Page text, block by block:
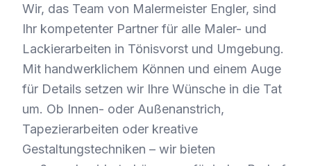
Wir, das Team von Malermeister Engler, sind
Ihr kompetenter Partner für alle Maler- und
Lackierarbeiten in Tönisvorst und Umgebung.
Mit handwerklichem Können und einem Auge
für Details setzen wir Ihre Wünsche in die Tat
um. Ob Innen- oder Außenanstrich,
Tapezierarbeiten oder kreative
Gestaltungstechniken – wir bieten